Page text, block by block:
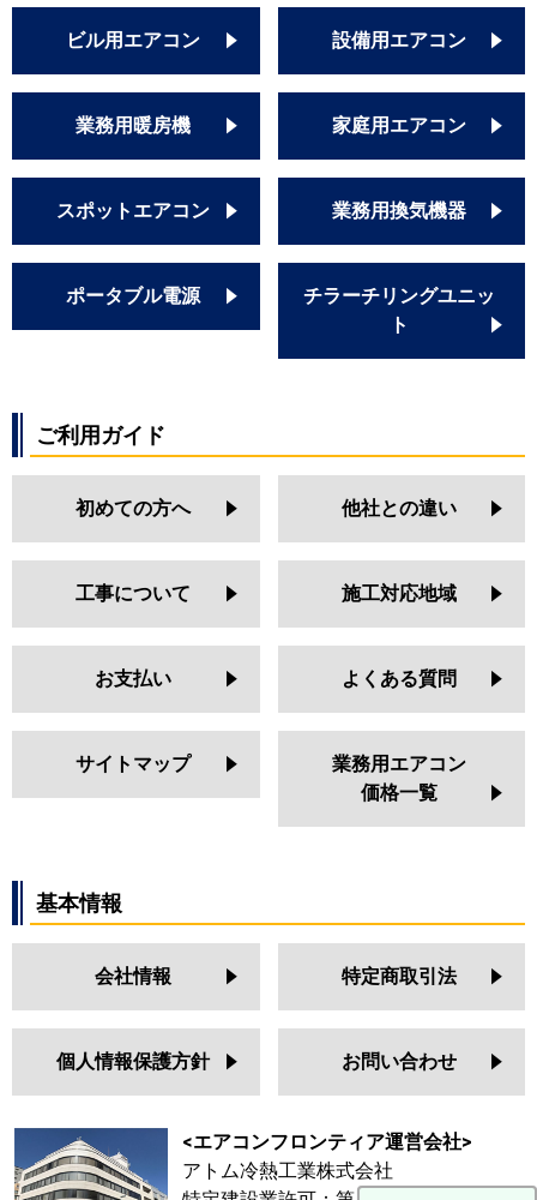
ビル用エアコン 設備用エアコン
業務用暖房機 家庭用エアコン
スポットエアコン 業務用換気機器
ポータブル電源
チラーチリングユニッ
ト
ご利用ガイド
初めての方へ 他社との違い
工事について 施工対応地域
お支払い よくある質問
サイトマップ
業務用エアコン
価格一覧
基本情報
会社情報 特定商取引法
個人情報保護方針 お問い合わせ
<エアコンフロンティア運営会社>
アトム冷熱工業株式会社